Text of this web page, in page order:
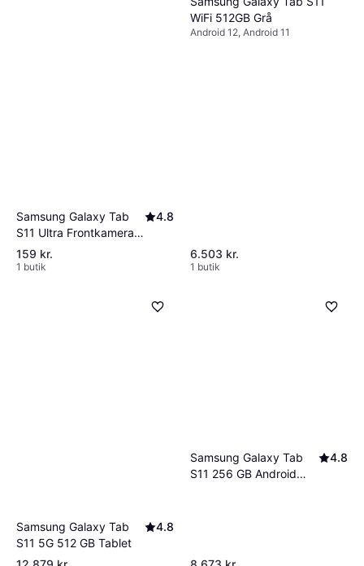
Samsung Galaxy Tab
S11 Ultra Frontkamera
12MP
4.8
159 kr.
1 butik
WiFi 512GB Grå
Android 12, Android 11
6.503 kr.
1 butik
Samsung Galaxy Tab
S11 5G 512 GB Tablet
4.8
Samsung Galaxy Tab
S11 256 GB Android
4.8